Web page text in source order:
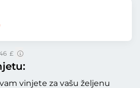
£
vinjete za vašu željenu